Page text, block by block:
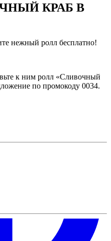
КРАБ В
нежный ролл бесплатно!
к ним ролл «Сливочный
по промокоду 0034.